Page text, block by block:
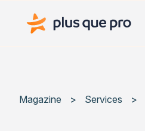
Plus que pro Mag'
Magazine > Services >